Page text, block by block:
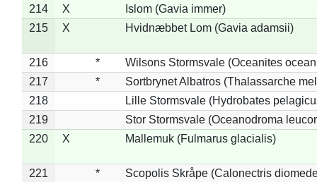
214 X
Islom (Gavia immer)
215
X Hvidnæbbet Lom (Gavia adamsii)
216 *
Wilsons Stormsvale (Oceanites
217
*
Sortbrynet Albatros (Thalassarche
218
Lille Stormsvale (Hydrobates
219
Stor Stormsvale (Oceanodroma
220
X Mallemuk (Fulmarus glacialis)
221 * Scopolis Skråpe (Calonectris